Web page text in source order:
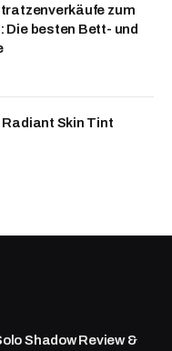
zum
Die besten Bett- und
Radiant Skin Tint
Shadow Review &